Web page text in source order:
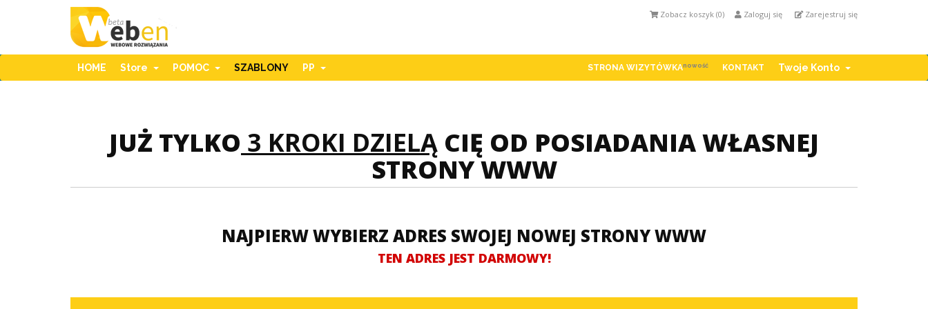
Zaloguj się Zarejestruj się
Zobacz koszyk (0)
HOME Store POMOC SZABLONY PP STRONA WIZYTÓWKAnowość KONTAKT Twoje Konto
JUŻ TYLKO 3 KROKI DZIELĄ CIĘ OD POSIADANIA WŁASNEJ
STRONY WWW
NAJPIERW WYBIERZ ADRES SWOJEJ NOWEJ STRONY WWW
TEN ADRES JEST DARMOWY!